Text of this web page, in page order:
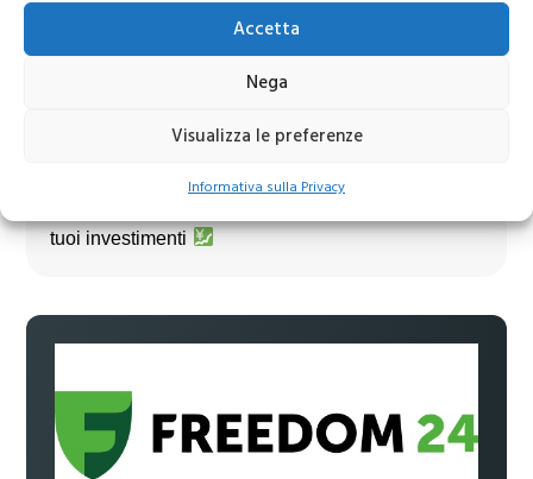
Accetta
Nega
Visualizza le preferenze
Informativa sulla Privacy
Unisciti al nostro canale Telegram!
tuoi investimenti